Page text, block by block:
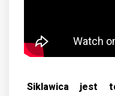
Siklawica jest